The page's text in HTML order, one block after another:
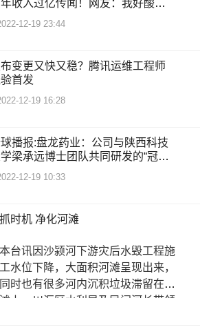
收入过亿传闻！网友：我好酸！_
12-19 23:44
变更又快又稳？腾讯运维工程师
首发
12-19 16:28
播报:盘龙药业：公司与陕西科技
梁承远博士团队共同研发的“冠状
工作目前正处在有序推进新药的临
12-19 10:33
时机 净化河滩
本台讯因沙颍河下游灾后水毁工程施
工水位下降，大面积河滩呈现出来，
同时也有很多河内沉积垃圾滞留在河
滩上，川汇区水利局及民间河长带领